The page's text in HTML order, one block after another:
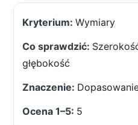
Wymiary
głębokość
5